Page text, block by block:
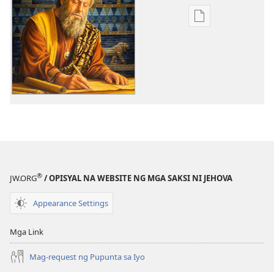
Opsiyon
Daniel!
JW.ORG® / OPISYAL NA WEBSITE NG MGA SAKSI NI JEHOVA
Appearance Settings
Mga Link
Mag-request ng Pupunta sa Iyo